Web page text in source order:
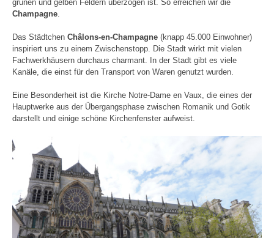
grünen und gelben Feldern überzogen ist. So erreichen wir die
Champagne
Das Städtchen Châlons-en-Champagne (knapp 45.000 Einwohner)
inspiriert uns zu einem Zwischenstopp. Die Stadt wirkt mit vielen
Fachwerkhäusern durchaus charmant. In der Stadt gibt es viele
Kanäle, die einst für den Transport von Waren genutzt wurden.
Eine Besonderheit ist die Kirche Notre-Dame en Vaux, die eines der
Hauptwerke aus der Übergangsphase zwischen Romanik und Gotik
darstellt und einige schöne Kirchenfenster aufweist.